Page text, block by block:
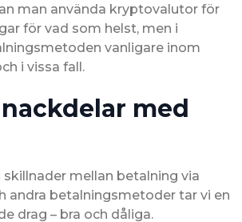
man använda kryptovalutor för
för vad som helst, men i
vanligare inom
i vissa fall.
med
skillnader mellan betalning via
andra betalningsmetoder tar vi en
drag – bra och dåliga.